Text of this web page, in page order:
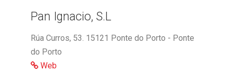
Pan Ignacio, S.L
Rúa Curros, 53. 15121 Ponte do Porto - Ponte
do Porto
Web